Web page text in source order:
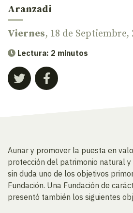
Aranzadi
Viernes, 18 de Septiembre,
Lectura: 2 minutos
Aunar y promover la puesta en
protección del patrimonio natural
sin duda uno de los objetivos
Fundación. Una Fundación de
presentó también los siguientes